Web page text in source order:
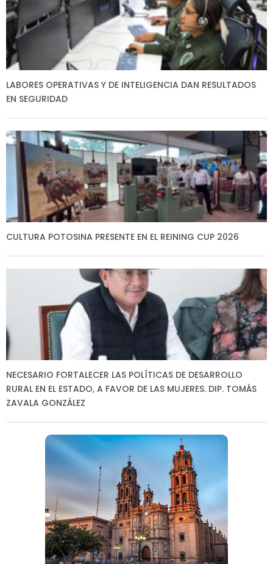
LABORES OPERATIVAS Y DE INTELIGENCIA DAN RESULTADOS
EN SEGURIDAD
CULTURA POTOSINA PRESENTE EN EL REINING CUP 2026
NECESARIO FORTALECER LAS POLÍTICAS DE DESARROLLO
RURAL EN EL ESTADO, A FAVOR DE LAS MUJERES. DIP. TOMÁS
ZAVALA GONZÁLEZ